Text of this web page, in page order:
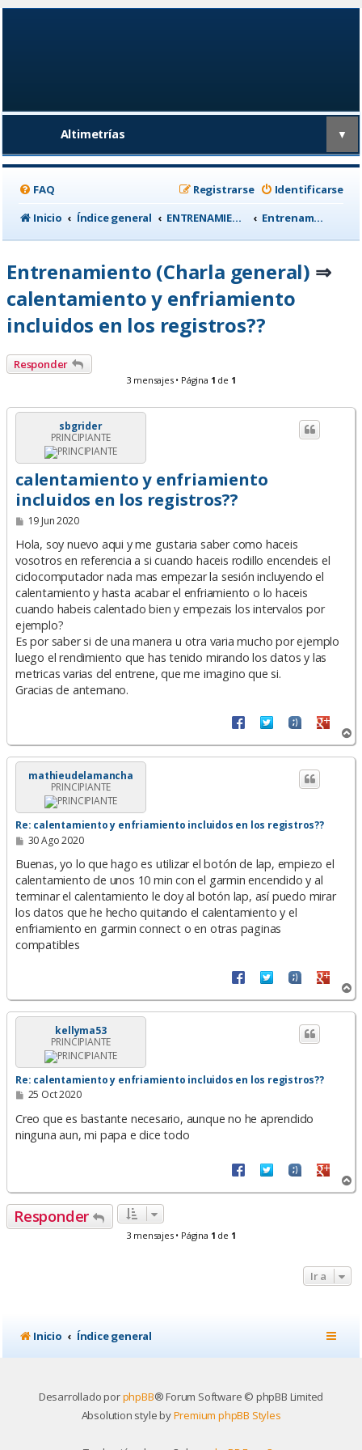
Altimetrías ▼
FAQ Identificarse
Registrarse
Inicio
Índice general ENTRENAMIENTO, medicina deportiva y nutrición Entrenamiento (Charla general)
Entrenamiento (Charla general) ⇒
calentamiento y enfriamiento
incluidos en los registros??
Responder
3 mensajes • Página 1 de 1
sbgrider
PRINCIPIANTE
calentamiento y enfriamiento
incluidos en los registros??
M
n
a
j
e
19 Jun 2020
Hola, soy nuevo aqui y me gustaria saber como haceis
vosotros en referencia a si cuando haceis rodillo encendeis el
ciclocomputador nada mas empezar la sesión incluyendo el
calentamiento y hasta acabar el enfriamiento o lo haceis
cuando habeis calentado bien y empezais los intervalos por
ejemplo?
Es por saber si de una manera u otra varia mucho por ejemplo
luego el rendimiento que has tenido mirando los datos y las
metricas varias del entrene, que me imagino que si.
Gracias de antemano.
r
r
mathieudelamancha
PRINCIPIANTE
Re: calentamiento y enfriamiento incluidos en los registros??
M
n
s
a
j
e
30 Ago 2020
Buenas, yo lo que hago es utilizar el botón de lap, empiezo el
calentamiento de unos 10 min con el garmin encendido y al
terminar el calentamiento le doy al botón lap, así puedo mirar
los datos que he hecho quitando el calentamiento y el
enfriamiento en garmin connect o en otras paginas
compatibles
r
r
kellyma53
PRINCIPIANTE
Re: calentamiento y enfriamiento incluidos en los registros??
M
n
a
25 Oct 2020
Creo que es bastante necesario, aunque no he aprendido
ninguna aun, mi papa e dice todo
r
Responder
3 mensajes • Página 1 de 1
Ir a
Inicio Índice general
Desarrollado porphpBB® Forum Software © phpBB Limited
Absolution style byPremium phpBB Styles